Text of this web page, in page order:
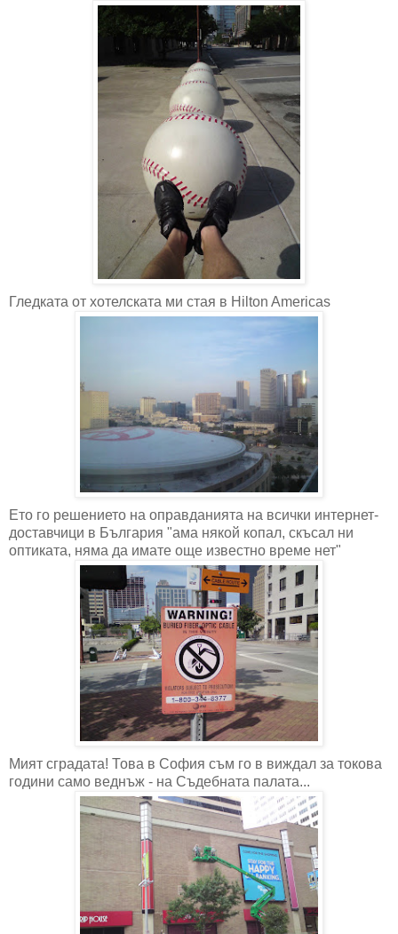
Гледката от хотелската ми стая в Hilton Americas
Ето го решението на оправданията на всички интернет-
доставчици в България "ама някой копал, скъсал ни
оптиката, няма да имате още известно време нет"
Мият сградата! Това в София съм го в виждал за токова
години само веднъж - на Съдебната палата...